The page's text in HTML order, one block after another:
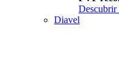
Descubrir
Diavel